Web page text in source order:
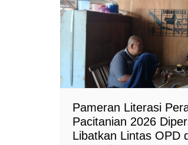
Pameran Literasi
Pacitanian 2026
Libatkan Lintas OPD